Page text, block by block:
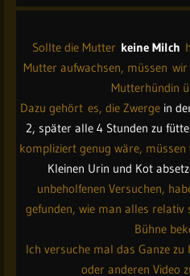
Sollte die Mutter keine Milch
Mutter aufwachsen, müssen
Mutterhündin
Dazu gehört es, die Zwerge in
2, später alle 4 Stunden zu
kompliziert genug wäre, müssen
Kleinen Urin und Kot
unbeholfenen Versuchen,
gefunden, wie man alles
Bühne
Ich versuche mal das Ganze
oder anderen Video